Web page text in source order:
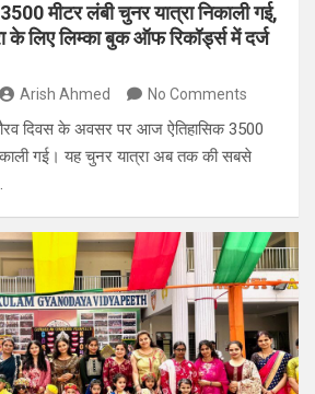
मीटर लंबी चुनर यात्रा निकाली गई,
के लिए लिम्का बुक ऑफ रिकॉर्ड्स में दर्ज
Arish Ahmed No Comments
दिवस के अवसर पर आज ऐतिहासिक 3500
गई। यह चुनर यात्रा अब तक की सबसे